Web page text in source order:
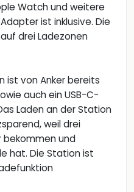
Watch und weitere
ist inklusive. Die
drei Ladezonen
ist von Anker bereits
auch ein USB-C-
Laden an der Station
weil drei
bekommen und
hat. Die Station ist